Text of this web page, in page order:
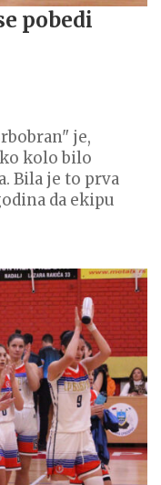
pobedi
je,
kolo bilo
Bila je to prva
da ekipu